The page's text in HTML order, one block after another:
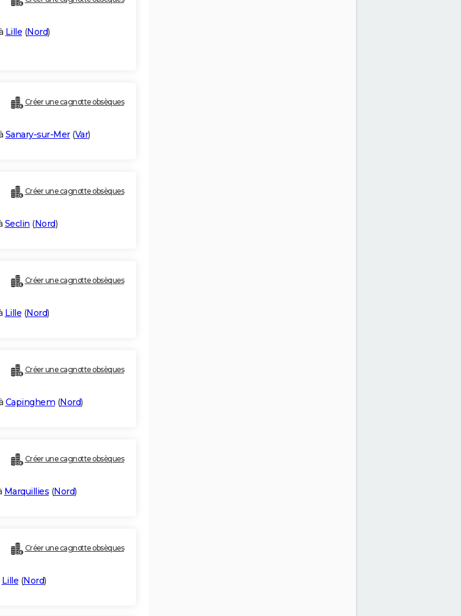
Lille (Nord)
Créer une cagnotte obsèques
Sanary-sur-Mer(Var)
Créer une cagnotte obsèques
Seclin (Nord)
Créer une cagnotte obsèques
Lille (Nord)
Créer une cagnotte obsèques
Capinghem (Nord)
Créer une cagnotte obsèques
Marquillies (Nord)
Créer une cagnotte obsèques
Lille (Nord)